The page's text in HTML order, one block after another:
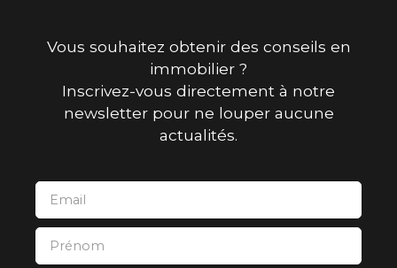
Vous souhaitez obtenir des conseils en
immobilier ?
Inscrivez-vous directement à notre
newsletter pour ne louper aucune
actualités.
Email
Prénom